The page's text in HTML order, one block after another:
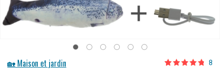
🏡 Maison et jardin 8